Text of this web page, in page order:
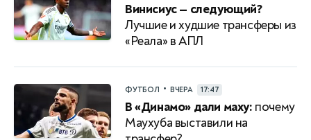
Винисиус — следующий?
Лучшие и худшие трансферы из
«Реала» в АПЛ
ФУТБОЛ • ВЧЕРА 17:47
В «Динамо» дали маху: почему
Маухуба выставили на